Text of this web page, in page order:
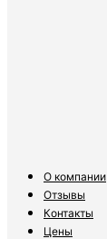
О компании
Отзывы
Контакты
Цены